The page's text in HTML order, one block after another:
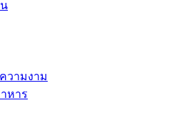
วามงาม
หาร